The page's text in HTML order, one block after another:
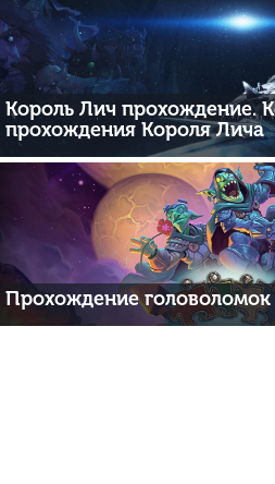
Король Лич прохождение.
прохождения Короля Лича
Прохождение